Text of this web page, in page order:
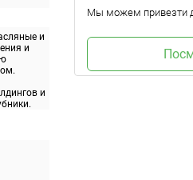
и
и
и
Мы можем привезти